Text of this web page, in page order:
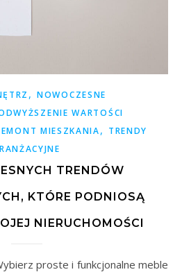
,NOWOCZESNE
WARTOŚCI
MIESZKANIA, TRENDY
TRENDÓW
KTÓRE PODNIOSĄ
NIERUCHOMOŚCI